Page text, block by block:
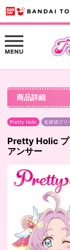
商品詳細
Pretty Holic 名探偵プリ
Pretty Holic プ
アンサー